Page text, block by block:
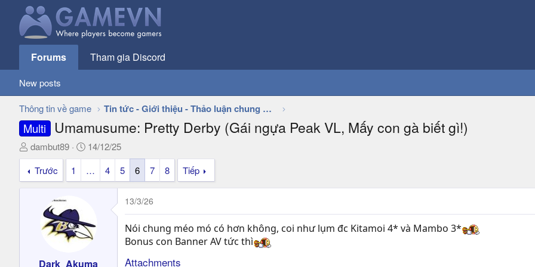
Forums Tham gia Discord
New posts
Thông tin về game Tin tức - Giới thiệu - Thảo luận chung về game
Multi Umamusume: Pretty Derby (Gái ngựa Peak VL, Mấy con gà biết gì!)
T
h
e
dambut89
N
g
à
y
i
14/12/25
Trước
1 … 4 5 6 7 8 Tiếp
Dark_Akuma
13/3/26
Nói chung méo mó có hơn không, coi như lụm đc Kitamoi 4* và Mambo 3*
Bonus con Banner AV tức thì
Attachments